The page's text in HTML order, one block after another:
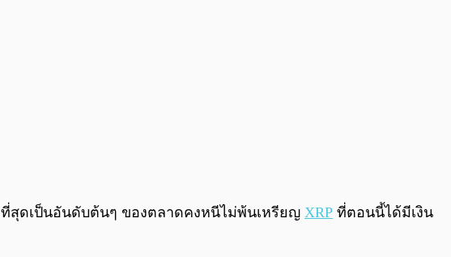
0:00 0:00
สุดเป็นอันดับต้นๆ ของตลาดคงหนีไม่พ้นเหรียญ XRP ที่ตอนนี้ได้มีเงิน